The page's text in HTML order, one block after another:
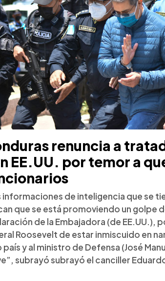
renuncia a
EE.UU. por temor a
informaciones de inteligencia que se
que se está promoviendo un golpe
de la Embajadora (de EE.UU.),
Roosevelt de estar inmiscuido en
y al ministro de Defensa (José
subrayó subrayó el canciller